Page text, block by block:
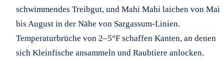
schwimmendes Treibgut, und Mahi Mahi laichen von Mai
bis August in der Nähe von Sargassum-Linien.
Temperaturbrüche von 2–5°F schaffen Kanten, an denen
sich Kleinfische ansammeln und Raubtiere anlocken.